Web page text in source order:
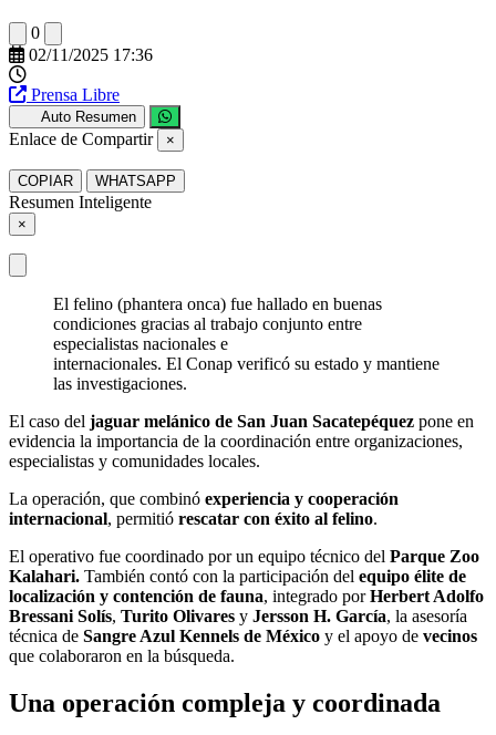
0
02/11/2025 17:36
Prensa Libre
Auto Resumen
Enlace de Compartir ×
COPIAR WHATSAPP
Resumen Inteligente
×
El felino (phantera onca) fue hallado en buenas
condiciones gracias al trabajo conjunto entre
especialistas nacionales e
internacionales. El Conap verificó su estado y mantiene
las investigaciones.
El caso del jaguar melánico de San Juan Sacatepéquez pone en
evidencia la importancia de la coordinación entre organizaciones,
especialistas y comunidades locales.
La operación, que combinó experiencia y cooperación
internacional, permitió rescatar con éxito al felino.
El operativo fue coordinado por un equipo técnico del Parque Zoo
Kalahari. También contó con la participación del equipo élite de
localización y contención de fauna, integrado porHerbert Adolfo
Bressani Solís, Turito Olivares y Jersson H. García, la asesoría
técnica de Sangre Azul Kennels de México y el apoyo de vecinos
que colaboraron en la búsqueda.
Una operación compleja y coordinada